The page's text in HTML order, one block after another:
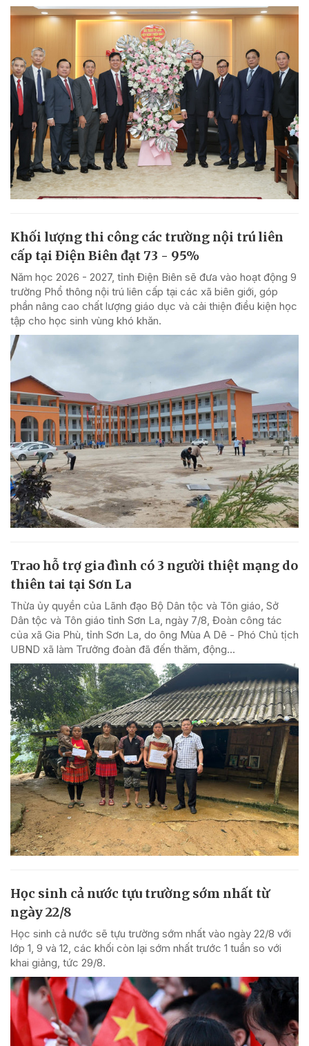
Khối lượng thi công các trường nội trú liên
cấp tại Điện Biên đạt 73 - 95%
Năm học 2026 - 2027, tỉnh Điện Biên sẽ đưa vào hoạt động 9
trường Phổ thông nội trú liên cấp tại các xã biên giới, góp
phần nâng cao chất lượng giáo dục và cải thiện điều kiện học
tập cho học sinh vùng khó khăn.
Trao hỗ trợ gia đình có 3 người thiệt mạng do
thiên tai tại Sơn La
Thừa ủy quyền của Lãnh đạo Bộ Dân tộc và Tôn giáo, Sở
Dân tộc và Tôn giáo tỉnh Sơn La, ngày 7/8, Đoàn công tác
của xã Gia Phù, tỉnh Sơn La, do ông Mùa A Dê - Phó Chủ tịch
UBND xã làm Trưởng đoàn đã đến thăm, động...
Học sinh cả nước tựu trường sớm nhất từ
ngày 22/8
Học sinh cả nước sẽ tựu trường sớm nhất vào ngày 22/8 với
lớp 1, 9 và 12, các khối còn lại sớm nhất trước 1 tuần so với
khai giảng, tức 29/8.